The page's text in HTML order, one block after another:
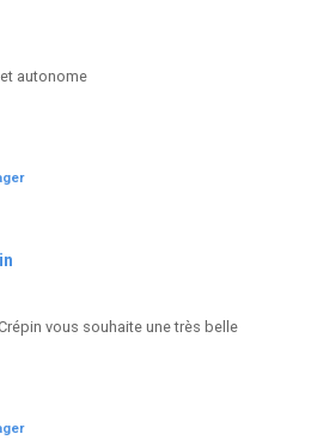
autonome
vous souhaite une très belle